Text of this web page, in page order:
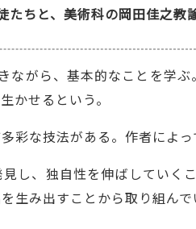
ちと、美術科の岡田佳之教
ながら、基本的なことを学
かせるという。
彩な技法がある。作者によ
し、独自性を伸ばしてい
生み出すことから取り組ん